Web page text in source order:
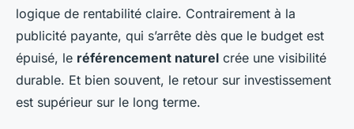
logique de rentabilité claire. Contrairement à la
publicité payante, qui s’arrête dès que le budget est
épuisé, le référencement naturel crée une visibilité
durable. Et bien souvent, le retour sur investissement
est supérieur sur le long terme.